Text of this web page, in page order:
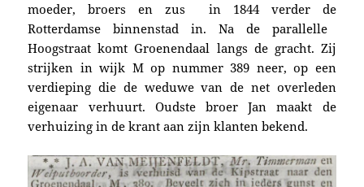
moeder, broers en zus in 1844verder de
Rotterdamse binnenstad in. Na de parallelle
Hoogstraat komt Groenendaal langs de gracht. Zij
strijken in wijk M op nummer 389 neer, op een
verdieping die de weduwe van de net overleden
eigenaar verhuurt. Oudste broer Jan maakt de
verhuizing in de krant aan zijn klanten bekend.